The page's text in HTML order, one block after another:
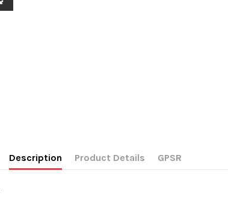
Description Product Details GPSR